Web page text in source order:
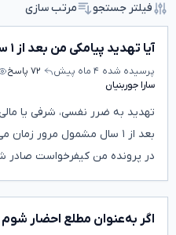
فیلتر جستجو مرتب سازی
آیا تهدید پیامکی من بعد از ۱ سال مشمول گذر زمان است؟
پرسیده شده ۴ ماه پیش ۷۲ پاسخ
سارا جوربنیان
تهدید به ضرر نفسی، شرفی یا
بعد از ۱ سال مشمول مرور
در پرونده من کیفرخواست صادر
اگر به‌عنوان مطلع احضار شوم